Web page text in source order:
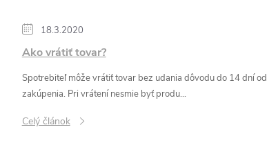
18.3.2020
Ako vrátiť tovar?
Spotrebiteľ môže vrátiť tovar bez udania dôvodu do 14 dní od
zakúpenia. Pri vrátení nesmie byť produ...
Celý článok